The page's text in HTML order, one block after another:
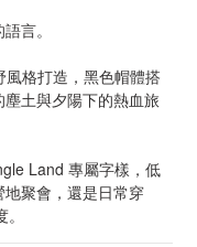
言。
格打造，黑色帽體搭
土與夕陽下的熱血旅
Land 專屬字樣，低
聚會，還是日常穿